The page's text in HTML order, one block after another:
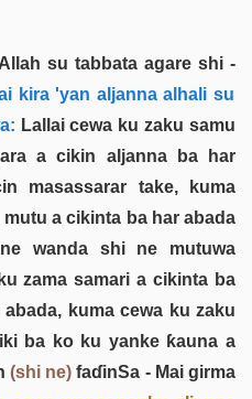
su tabbata agare shi -
kira 'yan aljanna alhali su
Lallai cewa ku zaku samu
a cikin aljanna ba har
masassarar take, kuma
a cikinta ba har abada
wanda shi ne mutuwa
zama samari a cikinta ba
kuma cewa ku zaku
ba ko ku yanke ƙauna a
(shi ne) faɗinSa - Mai girma